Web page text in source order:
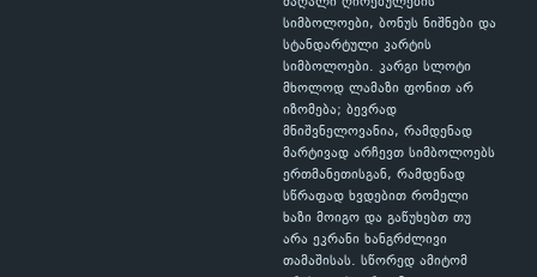
სიმბოლოები, ბონუს ნიშნები და
სტანდარტული კარტის
სიმბოლოები. კარგი სლოტი
მხოლოდ ლამაზი ფონით არ
იზომება; ბევრად
მნიშვნელოვანია, რამდენად
მარტივად არჩევთ სიმბოლოებს
ერთმანეთისგან, რამდენად
სწრაფად ხვდებით რომელი
ხაზი მოიგო და გაწუხებთ თუ
არა ეკრანი ხანგრძლივი
თამაშისას. სწორედ ამიტომ